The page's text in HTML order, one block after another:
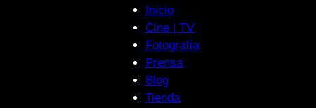
Inicio
Cine | TV
Fotografía
Prensa
Blog
Tienda